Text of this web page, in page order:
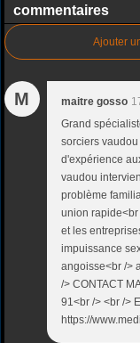
commentaires
Ajouter
M maitre gosso
Grand
sorciers
d'expérience
vaudou
problème
union
et les
impuissance
angoisse<br />
/> CONTACT
91<br /> <br />
https://